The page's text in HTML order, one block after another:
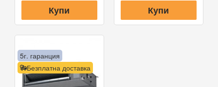
Купи Купи
Безплатна доставка
5г. гаранция